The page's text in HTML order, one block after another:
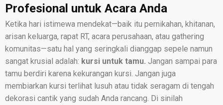
Profesional untuk Acara Anda
Ketika hari istimewa mendekat—baik itu pernikahan, khitanan,
arisan keluarga, rapat RT, acara perusahaan, atau gathering
komunitas—satu hal yang seringkali dianggap sepele namun
sangat krusial adalah: kursi untuk tamu. Jangan sampai para
tamu berdiri karena kekurangan kursi. Jangan juga
membiarkan kursi terlihat lusuh atau tidak seragam di tengah
dekorasi cantik yang sudah Anda rancang. Di sinilah